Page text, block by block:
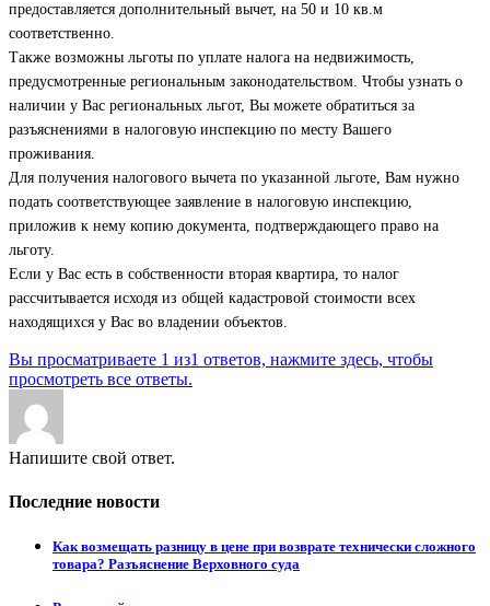
предоставляется дополнительный вычет, на 50 и 10 кв.м
соответственно.
Также возможны льготы по уплате налога на недвижимость,
предусмотренные региональным законодательством. Чтобы узнать о
наличии у Вас региональных льгот, Вы можете обратиться за
разъяснениями в налоговую инспекцию по месту Вашего
проживания.
Для получения налогового вычета по указанной льготе, Вам нужно
подать соответствующее заявление в налоговую инспекцию,
приложив к нему копию документа, подтверждающего право на
льготу.
Если у Вас есть в собственности вторая квартира, то налог
рассчитывается исходя из общей кадастровой стоимости всех
находящихся у Вас во владении объектов.
Вы просматриваете 1 из1 ответов, нажмите здесь, чтобы
просмотреть все ответы.
Напишите свой ответ.
Последние новости
Как возмещать разницу в цене при возврате технически сложного
товара? Разъяснение Верховного суда